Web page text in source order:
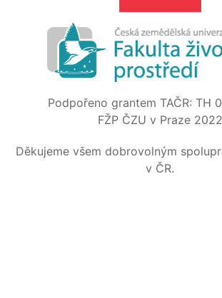
Podpořeno grantem TAČR: TH
FŽP ČZU v Praze 2022
Děkujeme všem dobrovolným
v ČR.